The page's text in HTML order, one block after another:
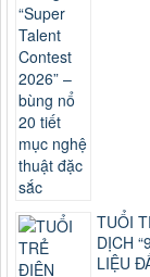
TUỔI
DỊCH
LIỆU